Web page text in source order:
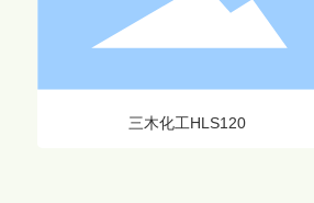
三木化工HLS120